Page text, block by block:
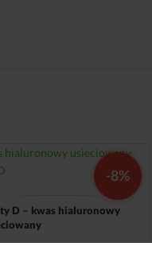
D – kwas hialuronowy
-8%